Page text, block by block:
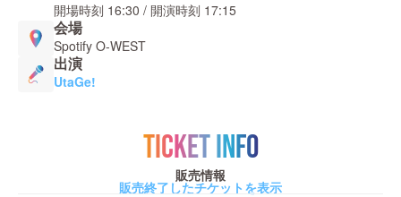
開場時刻 16:30 / 開演時刻 17:15
会場
Spotify O-WEST
出演
UtaGe!
TICKET INFO
販売情報
販売終了したチケットを表示